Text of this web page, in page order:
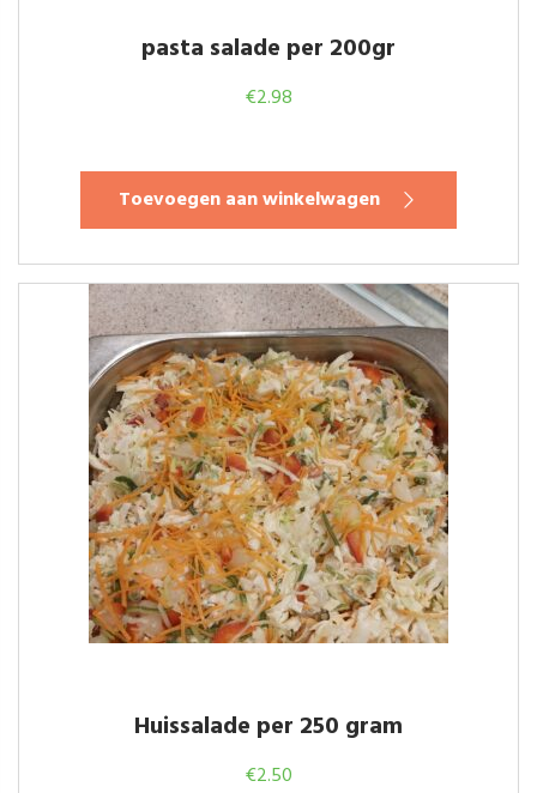
pasta salade per 200gr
€2.98
Toevoegen aan winkelwagen
Huissalade per 250 gram
€2.50